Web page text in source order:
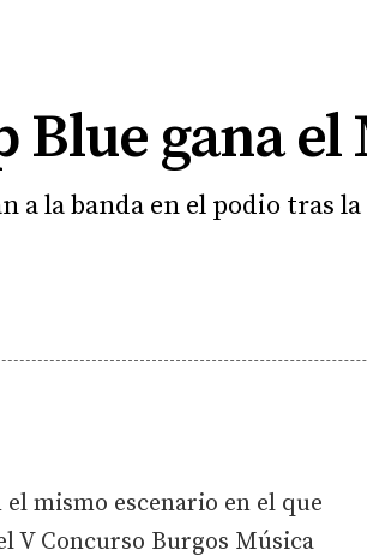
Blue gana
a la banda en el podio tras
mismo escenario en el que
V Concurso Burgos Música